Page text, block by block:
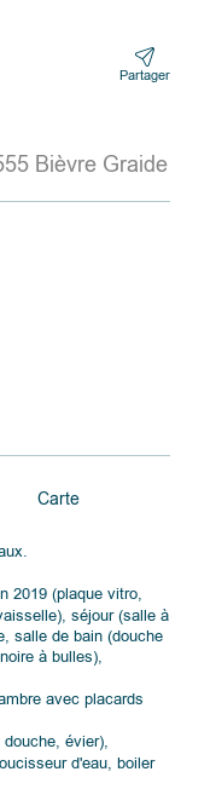
Partager
Bièvre Graide
Carte
2019 (plaque vitro,
séjour (salle à
salle de bain (douche
à bulles),
avec placards
évier),
d'eau, boiler